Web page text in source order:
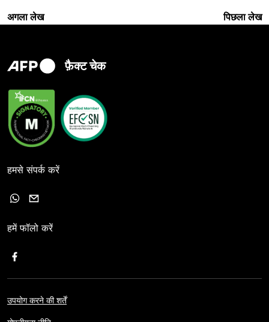
अगला लेख पिछला लेख
फ़ैक्ट चेक
हमसे संपर्क करें
हमें फॉलो करें
उपयोग करने की शर्तें